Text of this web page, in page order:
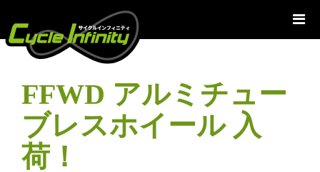
テ
FFWD アルミチュー
ブレスホイール 入
荷！